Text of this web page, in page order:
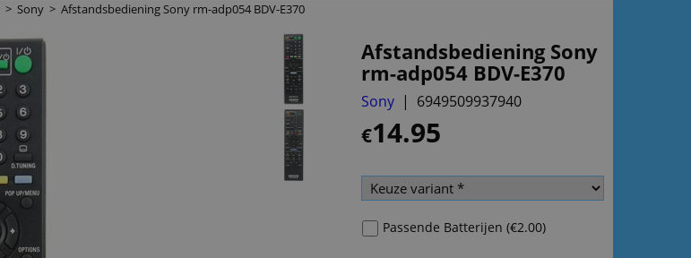
> Sony > Afstandsbediening Sony rm-adp054 BDV-E370
Afstandsbediening Sony
rm-adp054 BDV-E370
Sony 6949509937940
€14.95
Passende Batterijen (€2.00)